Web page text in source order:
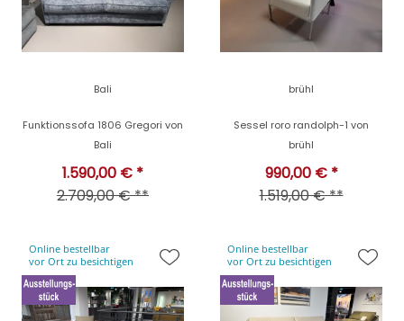
Bali
Funktionssofa 1806 Gregori von
Bali
1.590,00 € *
2.709,00 € **
brühl
Sessel roro randolph-1 von
brühl
990,00 € *
1.519,00 € **
Online bestellbar
vor Ort zu besichtigen
Online bestellbar
vor Ort zu besichtigen